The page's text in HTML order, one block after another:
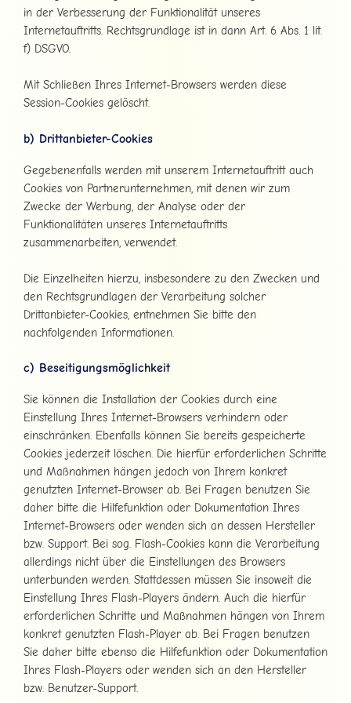
in der Verbesserung der Funktionalität unseres
Internetauftritts. Rechtsgrundlage ist in dann Art. 6 Abs. 1 lit.
f) DSGVO.
Mit Schließen Ihres Internet-Browsers werden diese
Session-Cookies gelöscht.
b) Drittanbieter-Cookies
Gegebenenfalls werden mit unserem Internetauftritt auch
Cookies von Partnerunternehmen, mit denen wir zum
Zwecke der Werbung, der Analyse oder der
Funktionalitäten unseres Internetauftritts
zusammenarbeiten, verwendet.
Die Einzelheiten hierzu, insbesondere zu den Zwecken und
den Rechtsgrundlagen der Verarbeitung solcher
Drittanbieter-Cookies, entnehmen Sie bitte den
nachfolgenden Informationen.
c) Beseitigungsmöglichkeit
Sie können die Installation der Cookies durch eine
Einstellung Ihres Internet-Browsers verhindern oder
einschränken. Ebenfalls können Sie bereits gespeicherte
Cookies jederzeit löschen. Die hierfür erforderlichen Schritte
und Maßnahmen hängen jedoch von Ihrem konkret
genutzten Internet-Browser ab. Bei Fragen benutzen Sie
daher bitte die Hilfefunktion oder Dokumentation Ihres
Internet-Browsers oder wenden sich an dessen Hersteller
bzw. Support. Bei sog. Flash-Cookies kann die Verarbeitung
allerdings nicht über die Einstellungen des Browsers
unterbunden werden. Stattdessen müssen Sie insoweit die
Einstellung Ihres Flash-Players ändern. Auch die hierfür
erforderlichen Schritte und Maßnahmen hängen von Ihrem
konkret genutzten Flash-Player ab. Bei Fragen benutzen
Sie daher bitte ebenso die Hilfefunktion oder Dokumentation
Ihres Flash-Players oder wenden sich an den Hersteller
bzw. Benutzer-Support.